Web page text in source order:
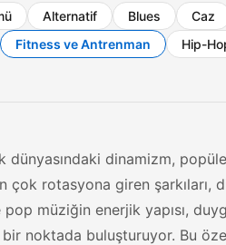
Alternatif Blues Caz
Fitness ve Antrenman
Hip-
dünyasındaki dinamizm,
çok rotasyona giren
pop müziğin enerjik yapısı,
noktada buluşturuyor. Bu